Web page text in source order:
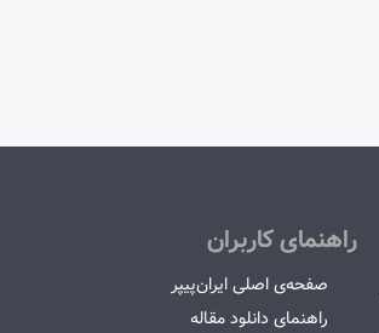
راهنمای کاربران
صفحه‌ی اصلی ایران‌پیپر
راهنمای دانلود مقاله